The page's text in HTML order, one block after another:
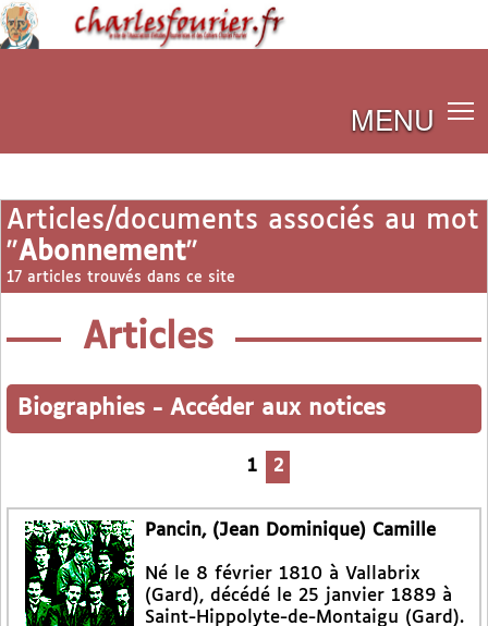
MENU
Articles/documents associés au mot
"Abonnement"
17 articles trouvés dans ce site
Articles
Biographies - Accéder aux notices
1 2
Pancin, (Jean Dominique) Camille
Né le 8 février 1810 à Vallabrix
(Gard), décédé le 25 janvier 1889 à
Saint-Hippolyte-de-Montaigu (Gard).